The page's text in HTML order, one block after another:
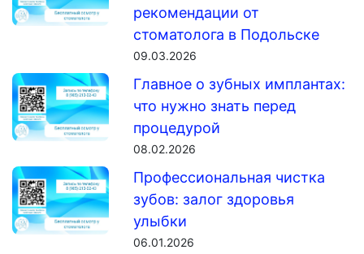
рекомендации от
стоматолога в Подольске
09.03.2026
Главное о зубных имплантах:
что нужно знать перед
процедурой
08.02.2026
Профессиональная чистка
зубов: залог здоровья
улыбки
06.01.2026